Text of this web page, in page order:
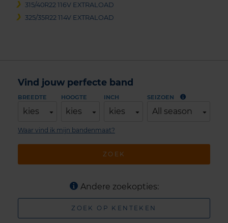
315/40R22 116V EXTRALOAD
325/35R22 114V EXTRALOAD
Vind jouw perfecte band
BREEDTE
kies
HOOGTE
kies
INCH
kies
SEIZOEN
All season
ZOEK
Waar vind ik mijn bandenmaat?
Andere zoekopties:
ZOEK OP KENTEKEN